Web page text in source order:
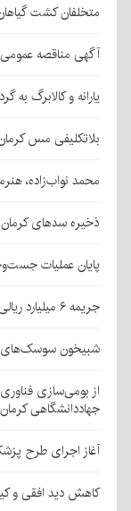
متخلفان کشت
آگهی مناقصه عمومی دو
یارانه و کالابرگ به
بلاتکلیفی مس
محمد نواب‌زاده،
ذخیره سدهای کرمان به ۲۴۹ میلیون
پایان عملیات جست‌وجو در
جریمه ۶ میلیارد ریالی برای قاچاقچی نارنگی پاکستانی در بافت
شبیخون سوسک‌های
از بومی‌سازی
جهاددانشگاهی کرمان
آغاز اجرای طرح
کاهش دید افقی و